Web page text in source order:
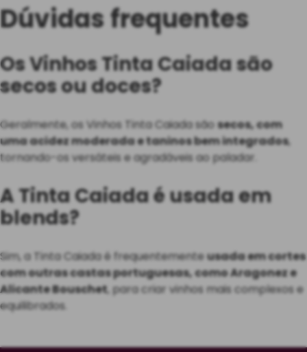
Dúvidas frequentes
Os Vinhos Tinta Caiada são
secos ou doces?
Geralmente, os Vinhos Tinta Caiada sãosecos, com
uma acidez moderada e taninos bem integrados,
tornando-os versáteis e agradáveis ao paladar.
A Tinta Caiada é usada em
blends?
Sim, a Tinta Caiada é frequentementeusada em cortes
com outras castas portuguesas, como Aragonez e
Alicante Bouschet, para criar vinhos mais complexos e
equilibrados.